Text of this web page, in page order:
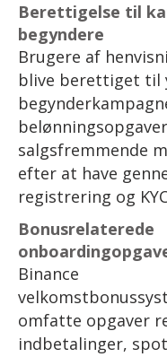
Berettigelse til
begyndere
Brugere af
blive berettiget til
salgsfremmende
efter at have
registrering og
Bonusrelaterede
Binance
omfatte opgaver
indbetalinger,